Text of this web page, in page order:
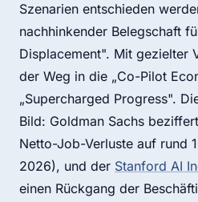
Szenarien entschieden
nachhinkender Belegschaft
Displacement". Mit gezielter
der Weg in die „Co-Pilot
„Supercharged Progress".
Bild: Goldman Sachs
Netto-Job-Verluste auf rund
2026), und der Stanford AI
einen Rückgang der